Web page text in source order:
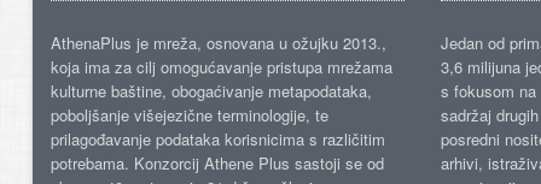
AthenaPlus je mreža, osnovana u ožujku 2013.,
koja ima za cilj omogućavanje pristupa mrežama
kulturne baštine, obogaćivanje metapodataka,
poboljšanje višejezične terminologije, te
prilagođavanje podataka korisnicima s različitim
potrebama. Konzorcij Athene Plus sastoji se od
Jedan od
3,6 milijuna
s fokusom
sadržaj
posredni
arhivi,